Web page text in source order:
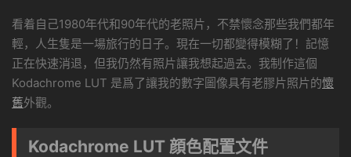
看着自己1980年代和90年代的老照片，不禁懷念那些我們都年
輕，人生隻是一場旅行的日子。現在一切都變得模糊了！記憶
正在快速消退，但我仍然有照片讓我想起過去。我制作這個
Kodachrome LUT 是爲了讓我的數字圖像具有老膠片照片的懷
舊外觀。
Kodachrome LUT 顔色配置文件